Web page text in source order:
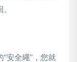
安全繩”，您就